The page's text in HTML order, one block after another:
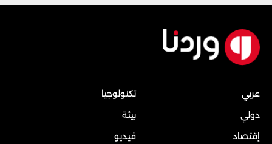
عربي
دولي
إقتصاد
تكنولوجيا
بيئة
فيديو